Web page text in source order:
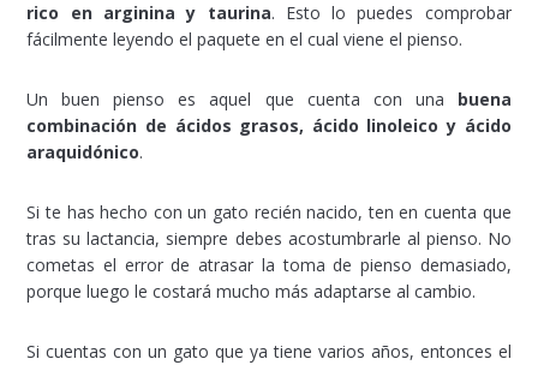
rico en arginina y taurina. Esto lo puedes comprobar
fácilmente leyendo el paquete en el cual viene el pienso.
Un buen pienso es aquel que cuenta con una buena
combinación de ácidos grasos, ácido linoleico y ácido
araquidónico.
Si te has hecho con un gato recién nacido, ten en cuenta que
tras su lactancia, siempre debes acostumbrarle al pienso. No
cometas el error de atrasar la toma de pienso demasiado,
porque luego le costará mucho más adaptarse al cambio.
Si cuentas con un gato que ya tiene varios años, entonces el